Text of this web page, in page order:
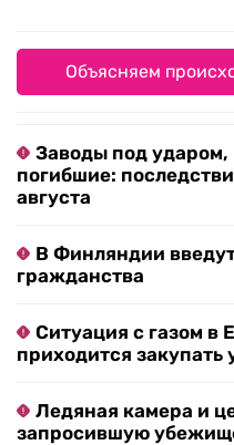
Объясняем
Заводы под ударом,
погибшие:
августа
В Финляндии
гражданства
Ситуация с газом в
приходится закупать
Ледяная камера и
запросившую